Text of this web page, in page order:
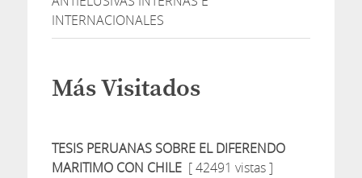
INTERNACIONALES
Más Visitados
TESIS PERUANAS SOBRE EL DIFERENDO
MARITIMO CON CHILE[ 42491 vistas ]